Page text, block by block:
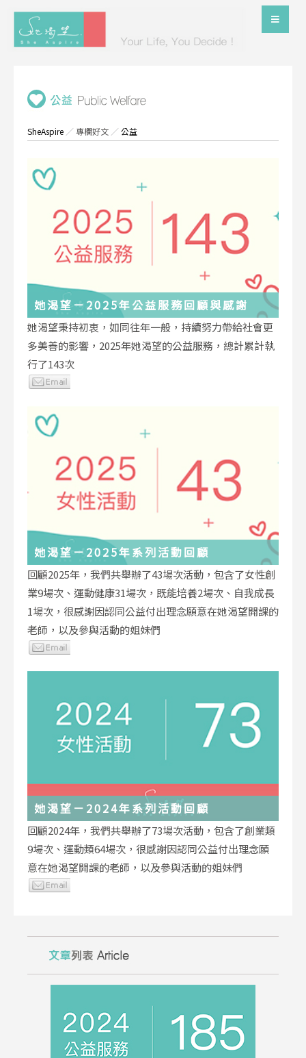
SheAspire ／專欄好文 ／公益
她渴望－2025年公益服務回顧與感謝
她渴望秉持初衷，如同往年一般，持續努力帶給社會更
多美善的影響，2025年她渴望的公益服務，總計累計執
行了143次
她渴望－2025年系列活動回顧
回顧2025年，我們共舉辦了43場次活動，包含了女性創
業9場次、運動健康31場次，既能培養2場次、自我成長
1場次，很感謝因認同公益付出理念願意在她渴望開課的
老師，以及參與活動的姐妹們
她渴望－2024年系列活動回顧
回顧2024年，我們共舉辦了73場次活動，包含了創業類
9場次、運動類64場次，很感謝因認同公益付出理念願
意在她渴望開課的老師，以及參與活動的姐妹們